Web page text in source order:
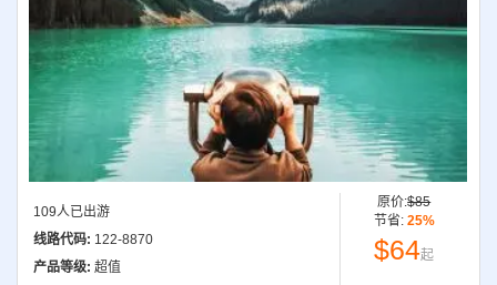
109人已出游
线路代码: 122-8870
产品等级: 超值
原价:$85
节省: 25%
$64起